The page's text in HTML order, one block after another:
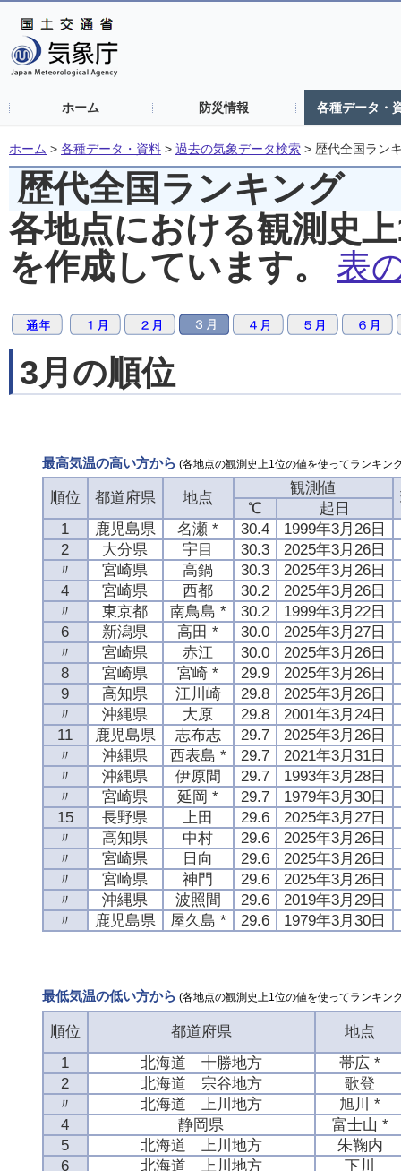
ホーム 防災情報 各種データ・
ホーム > 各種データ・資料 > 過去の気象データ検索 > 歴代全国ラン
歴代全国ランキング
各地点における観測史
を作成しています。
表
3月の順位
最高気温の高い方から (各地点の観測史上1位の値を使ってランキン
順位 都道府県 地点
観測値
℃
起日
1
鹿児島県 名瀬 * 30.4
1999年3月26日
2
大分県 宇目 30.3
2025年3月26日
〃
宮崎県 高鍋 30.3
2025年3月26日
4
宮崎県 西都 30.2
2025年3月26日
〃
東京都 南鳥島 * 30.2
1999年3月22日
6
新潟県 高田 * 30.0
2025年3月27日
〃
宮崎県 赤江 30.0
2025年3月26日
8
宮崎県 宮崎 * 29.9
2025年3月26日
9
高知県 江川崎 29.8
2025年3月26日
〃
沖縄県 大原 29.8
2001年3月24日
11
鹿児島県 志布志 29.7
2025年3月26日
〃
沖縄県 西表島 * 29.7
2021年3月31日
〃
沖縄県 伊原間 29.7
1993年3月28日
〃
宮崎県 延岡 * 29.7
1979年3月30日
15
長野県 上田 29.6
2025年3月27日
〃
高知県 中村 29.6
2025年3月26日
〃
宮崎県 日向 29.6
2025年3月26日
〃
宮崎県 神門 29.6
2025年3月26日
〃
沖縄県 波照間 29.6
2019年3月29日
〃
鹿児島県 屋久島 * 29.6 1979年3月30日
最低気温の低い方から (各地点の観測史上1位の値を使ってランキン
順位 都道府県
地点
1
北海道 十勝地方
帯広 *
2
北海道 宗谷地方
歌登
〃
北海道 上川地方
旭川 *
4
静岡県
富士山 *
5
北海道 上川地方
朱鞠内
6
北海道 上川地方
下川